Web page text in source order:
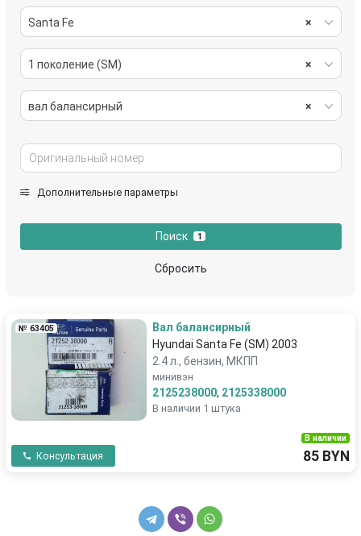
кронштейн двигателя
маслозаборник
маслоотделитель (сапун)
постель распредвала (бугель) пробка маслозаливная
Ролик обводной
трубка вентиляции картерных газов трубка масляного щупа
трубка обратки форсунок трубка системы рециркуляции EGR
×
Santa Fe
×
1 поколение (SM)
×
вал балансирный
Дополнительные параметры
Поиск 1
Сбросить
№ 63405
Вал балансирный
Hyundai Santa Fe (SM) 2003
2.4 л., бензин, МКПП
минивэн
2125238000, 2125338000
В наличии 1 штука
Консультация
В наличии
85 BYN